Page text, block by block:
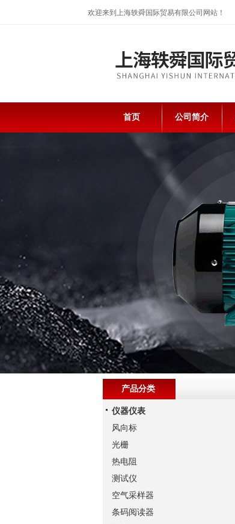
欢迎来到上海轶舜国际贸易有限公司网站！
首页 公司简介
产品分类
仪器仪表
风向标
光栅
热电阻
测试仪
空气采样器
条码阅读器